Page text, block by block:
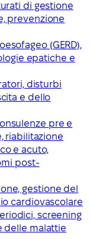
di gestione
prevenzione
(GERD),
epatiche e
disturbi
e dello
pre e
riabilitazione
e acuto,
post-
gestione del
cardiovascolare
screening
delle malattie